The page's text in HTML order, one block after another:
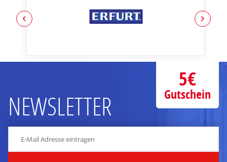
NEWSLETTER
5€
Gutschein